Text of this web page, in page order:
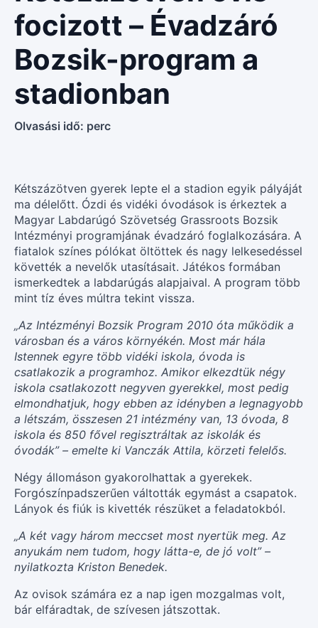
focizott – Évadzáró
Bozsik-program a
stadionban
Olvasási idő: perc
Kétszázötven gyerek lepte el a stadion egyik pályáját
ma délelőtt. Ózdi és vidéki óvodások is érkeztek a
Magyar Labdarúgó Szövetség Grassroots Bozsik
Intézményi programjának évadzáró foglalkozására. A
fiatalok színes pólókat öltöttek és nagy lelkesedéssel
követték a nevelők utasításait. Játékos formában
ismerkedtek a labdarúgás alapjaival. A program több
mint tíz éves múltra tekint vissza.
„Az Intézményi Bozsik Program 2010 óta működik a
városban és a város környékén. Most már hála
Istennek egyre több vidéki iskola, óvoda is
csatlakozik a programhoz. Amikor elkezdtük négy
iskola csatlakozott negyven gyerekkel, most pedig
elmondhatjuk, hogy ebben az idényben a legnagyobb
a létszám, összesen 21 intézmény van, 13 óvoda, 8
iskola és 850 fővel regisztráltak az iskolák és
óvodák” – emelte ki Vanczák Attila, körzeti felelős.
Négy állomáson gyakorolhattak a gyerekek.
Forgószínpadszerűen váltották egymást a csapatok.
Lányok és fiúk is kivették részüket a feladatokból.
„A két vagy három meccset most nyertük meg. Az
anyukám nem tudom, hogy látta-e, de jó volt” –
nyilatkozta Kriston Benedek.
Az ovisok számára ez a nap igen mozgalmas volt,
bár elfáradtak, de szívesen játszottak.